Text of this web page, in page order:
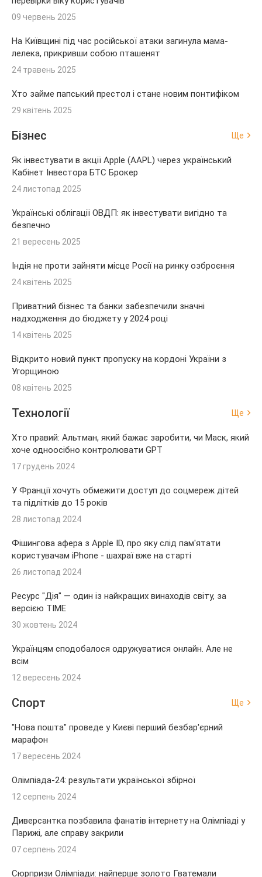
09 червень 2025
На Київщині під час російської атаки загинула мама-
лелека, прикривши собою пташенят
24 травень 2025
Хто займе папський престол і стане новим понтифіком
29 квітень 2025
Бізнес Ще
Як інвестувати в акції Apple (AAPL) через український
Кабінет Інвестора БТС Брокер
24 листопад 2025
Українські облігації ОВДП: як інвестувати вигідно та
безпечно
21 вересень 2025
Індія не проти зайняти місце Росії на ринку озброєння
24 квітень 2025
Приватний бізнес та банки забезпечили значні
надходження до бюджету у 2024 році
14 квітень 2025
Відкрито новий пункт пропуску на кордоні України з
Угорщиною
08 квітень 2025
Технології Ще
Хто правий: Альтман, який бажає заробити, чи Маск, який
хоче одноосібно контролювати GPT
17 грудень 2024
У Франції хочуть обмежити доступ до соцмереж дітей
та підлітків до 15 років
28 листопад 2024
Фішингова афера з Apple ID, про яку слід пам'ятати
користувачам iPhone - шахраї вже на старті
26 листопад 2024
Ресурс "Дія" — один із найкращих винаходів світу, за
версією TIME
30 жовтень 2024
Українцям сподобалося одружуватися онлайн. Але не
всім
12 вересень 2024
Спорт Ще
"Нова пошта" проведе у Києві перший безбар'єрний
марафон
17 вересень 2024
Олімпіада-24: результати української збірної
12 серпень 2024
Диверсантка позбавила фанатів інтернету на Олімпіаді у
Парижі, але справу закрили
07 серпень 2024
Сюрпризи Олімпіади: найперше золото Гватемали